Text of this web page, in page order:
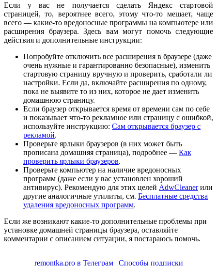
Если у вас не получается сделать Яндекс стартовой
страницей, то, вероятнее всего, этому что-то мешает, чаще
всего — какие-то вредоносные программы на компьютере или
расширения браузера. Здесь вам могут помочь следующие
действия и дополнительные инструкции:
Попробуйте отключить все расширения в браузере (даже
очень нужные и гарантированно безопасные), изменить
стартовую страницу вручную и проверить, сработали ли
настройки. Если да, включайте расширения по одному,
пока не выявите то из них, которое не дает изменить
домашнюю страницу.
Если браузер открывается время от времени сам по себе
и показывает что-то рекламное или страницу с ошибкой,
используйте инструкцию: Сам открывается браузер с
рекламой.
Проверьте ярлыки браузеров (в них может быть
прописана домашняя страница), подробнее — Как
проверить ярлыки браузеров.
Проверьте компьютер на наличие вредоносных
программ (даже если у вас установлен хороший
антивирус). Рекомендую для этих целей AdwCleanerили
другие аналогичные утилиты, см. Бесплатные средства
удаления вредоносных программ.
Если же возникают какие-то дополнительные проблемы при
установке домашней страницы браузера, оставляйте
комментарии с описанием ситуации, я постараюсь помочь.
remontka.pro в Телеграм| Способы подписки